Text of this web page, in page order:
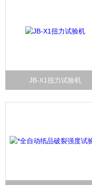
JB-X1扭力试验机